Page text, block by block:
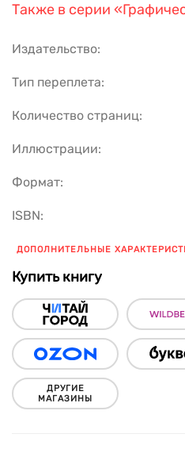
Также в серии
Издательство:
Тип переплета:
Количество страниц:
Иллюстрации:
Формат:
ISBN:
ДОПОЛНИТЕЛЬНЫЕ
Купить книгу
ДРУГИЕ
МАГАЗИНЫ